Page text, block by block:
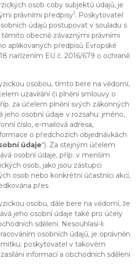
osob coby subjektů údajů, je
právními předpisy1. Poskytovatel
údajů postupovat v souladu s
obecně závaznými právními
aplikovaných předpisů Evropské
nařízením EU č. 2016/679 o ochraně
osobou, tímto bere na vědomí,
uzavírání či plnění smlouvy o
za účelem plnění svých zákonných
jeho osobní údaje v rozsahu: jméno,
číslo, e-mailová adresa,
o předchozích objednávkách
údaje“). Za stejným účelem
osobní údaje, příp. v menším
osob, jako jsou zástupci
osob nebo konkrétní účastníci akcí,
přes
osobu, dále bere na vědomí, že
jeho osobní údaje také pro účely
sdělení. Nesouhlasí-li
osobních údajů, je oprávněn
poskytovatel v takovém
informací a obchodních sdělení